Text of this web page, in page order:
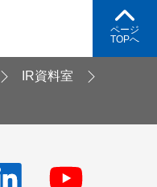
ページ
TOPへ
IR資料室